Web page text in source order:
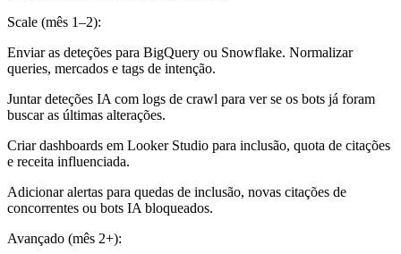
Scale (mês 1–2):
Enviar as deteções para BigQuery ou Snowflake. Normalizar
queries, mercados e tags de intenção.
Juntar deteções IA com logs de crawl para ver se os bots já foram
buscar as últimas alterações.
Criar dashboards em Looker Studio para inclusão, quota de citações
e receita influenciada.
Adicionar alertas para quedas de inclusão, novas citações de
concorrentes ou bots IA bloqueados.
Avançado (mês 2+):